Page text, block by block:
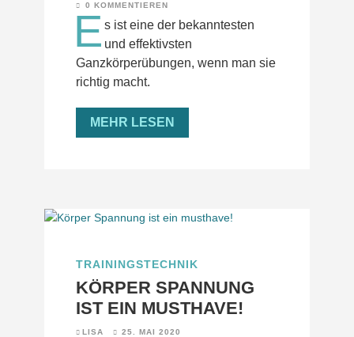
0 KOMMENTIEREN
E s ist eine der bekanntesten
und effektivsten
Ganzkörperübungen, wenn man sie
richtig macht.
MEHR LESEN
TRAININGSTECHNIK
KÖRPER SPANNUNG
IST EIN MUSTHAVE!
LISA
25. MAI 2020